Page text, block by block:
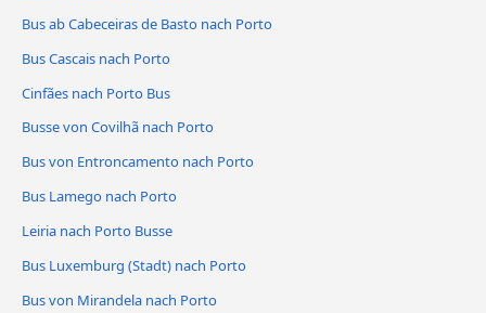
Bus ab Cabeceiras de Basto nach Porto
Bus Cascais nach Porto
Cinfães nach Porto Bus
Busse von Covilhã nach Porto
Bus von Entroncamento nach Porto
Bus Lamego nach Porto
Leiria nach Porto Busse
Bus Luxemburg (Stadt) nach Porto
Bus von Mirandela nach Porto